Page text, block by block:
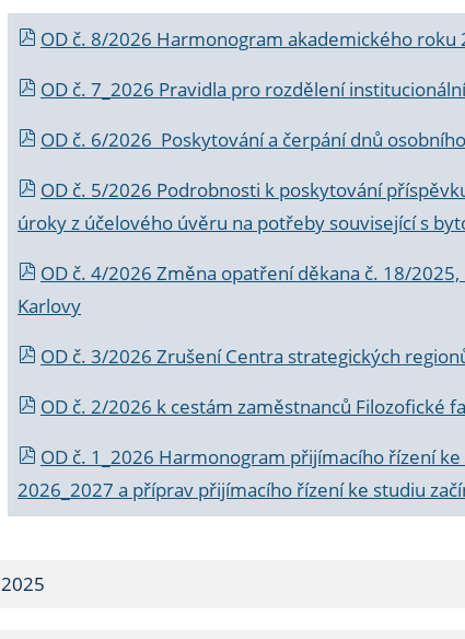
OD č. 8/2026 Harmonogram akademického roku
OD č. 7_2026 Pravidla pro rozdělení
OD č. 6/2026 Poskytování a čerpání dnů
OD č. 5/2026 Podrobnosti k poskytování
úroky z účelového úvěru na potřeby související s
OD č. 4/2026 Změna opatření děkana č. 18/
Karlovy
OD č. 3/2026 Zrušení Centra strategických
OD č. 2/2026 k cestám zaměstnanců Filozofické
OD č. 1_2026 Harmonogram přijímacího řízení
2026_2027 a příprav přijímacího řízení ke studiu
2025